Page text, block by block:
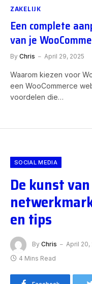
ZAKELIJK
Een complete
van je
By Chris April 29, 2025
Waarom kiezen voor
een WooCommerce
voordelen die…
SOCIAL MEDIA
De kunst
en tips
By Chris April 20,
4 Mins Read